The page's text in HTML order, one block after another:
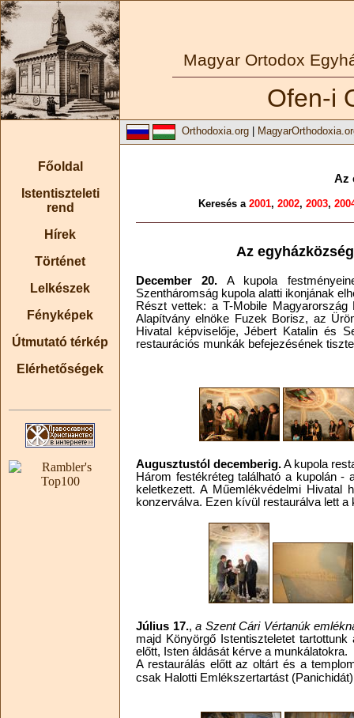
Magyar Ortodox
Ofen-i
Főoldal
Istentiszteleti
rend
Hírek
Történet
Lelkészek
Fényképek
Útmutató térkép
Elérhetőségek
Orthodoxia.org
Az
Keresés a 2001, 2002, 2003,
Az
December 20. A kupola
Szentháromság kupola alatti ikonjának
Részt vettek: a T-Mobile
Alapítvány elnöke Fuzek Borisz, az
Hivatal képviselője, Jébert Katalin és
restaurációs munkák befejezésének
Augusztustól decemberig.A kupola
Három festékréteg található a kupolán -
keletkezett. A Műemlékvédelmi Hivatal
konzerválva. Ezen kívül restaurálva lett
Július 17.,a Szent Cári Vértanúk
majd Könyörgő Istentiszteletet
előtt, Isten áldását kérve a munkálatokra.
A restaurálás előtt az oltárt és a
csak Halotti Emlékszertartást